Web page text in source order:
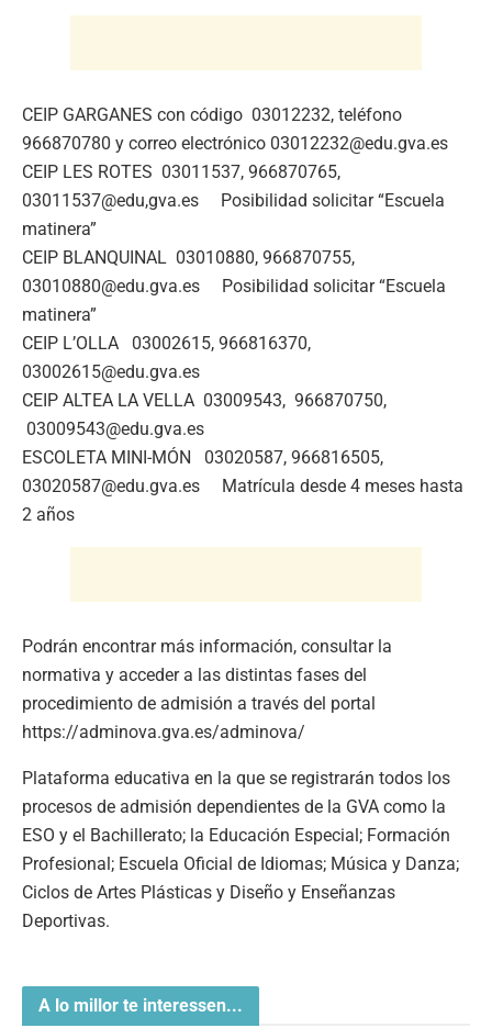
CEIP GARGANES con código 03012232, teléfono
966870780 y correo electrónico 03012232@edu.gva.es
CEIP LES ROTES 03011537, 966870765,
03011537@edu,gva.es Posibilidad solicitar “Escuela
matinera”
CEIP BLANQUINAL 03010880, 966870755,
03010880@edu.gva.es Posibilidad solicitar “Escuela
matinera”
CEIP L’OLLA 03002615, 966816370,
03002615@edu.gva.es
CEIP ALTEA LA VELLA 03009543, 966870750,
03009543@edu.gva.es
ESCOLETA MINI-MÓN 03020587, 966816505,
03020587@edu.gva.es Matrícula desde 4 meses hasta
2 años
Podrán encontrar más información, consultar la
normativa y acceder a las distintas fases del
procedimiento de admisión a través del portal
https://adminova.gva.es/adminova/
Plataforma educativa en la que se registrarán todos los
procesos de admisión dependientes de la GVA como la
ESO y el Bachillerato; la Educación Especial; Formación
Profesional; Escuela Oficial de Idiomas; Música y Danza;
Ciclos de Artes Plásticas y Diseño y Enseñanzas
Deportivas.
A lo millor te interessen...